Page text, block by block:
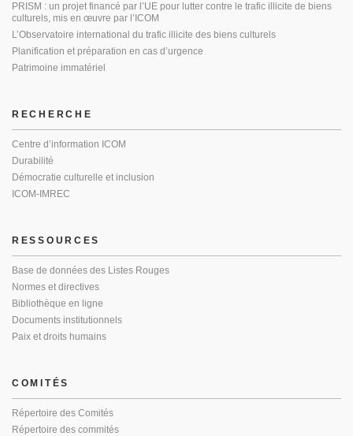
PRISM : un projet financé par l’UE pour lutter contre le trafic illicite de biens
culturels, mis en œuvre par l’ICOM
L’Observatoire international du trafic illicite des biens culturels
Planification et préparation en cas d’urgence
Patrimoine immatériel
RECHERCHE
Centre d’information ICOM
Durabilité
Démocratie culturelle et inclusion
ICOM-IMREC
RESSOURCES
Base de données des Listes Rouges
Normes et directives
Bibliothèque en ligne
Documents institutionnels
Paix et droits humains
COMITÉS
Répertoire des Comités
Répertoire des commités